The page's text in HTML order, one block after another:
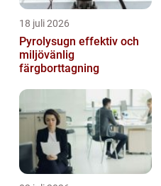
18 juli 2026
Pyrolysugn effektiv och
miljövänlig
färgborttagning